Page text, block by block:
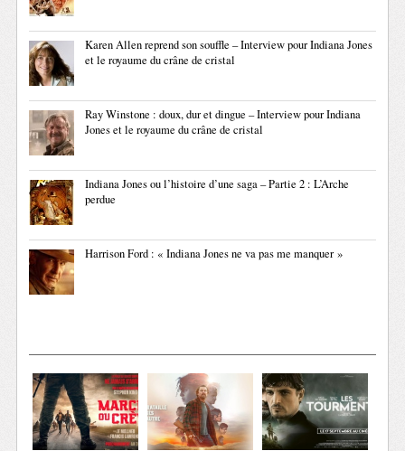
Karen Allen reprend son souffle – Interview pour Indiana Jones
et le royaume du crâne de cristal
Ray Winstone : doux, dur et dingue – Interview pour Indiana
Jones et le royaume du crâne de cristal
Indiana Jones ou l’histoire d’une saga – Partie 2 : L’Arche
perdue
Harrison Ford : « Indiana Jones ne va pas me manquer »